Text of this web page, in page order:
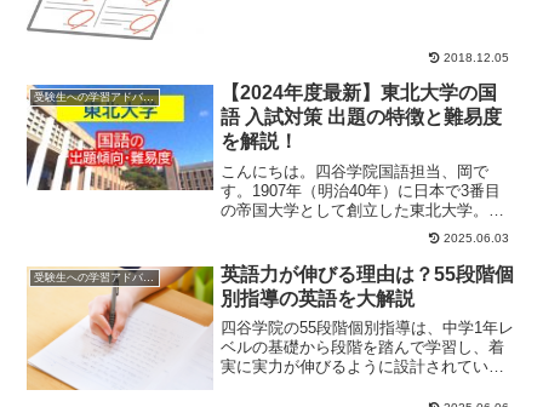
2018.12.05
受験生への学習アドバイス
【2024年度最新】東北大学の国
語 入試対策 出題の特徴と難易度
を解説！
こんにちは。四谷学院国語担当、岡で
す。1907年（明治40年）に日本で3番目
の帝国大学として創立した東北大学。入
試においては、悪問・奇問のたぐいは一
2025.06.03
英語力が伸びる理由は？55段階個
別指導の英語を大解説
四谷学院の55段階個別指導は、中学1年レ
ベルの基礎から段階を踏んで学習し、着
実に実力が伸びるように設計されていま